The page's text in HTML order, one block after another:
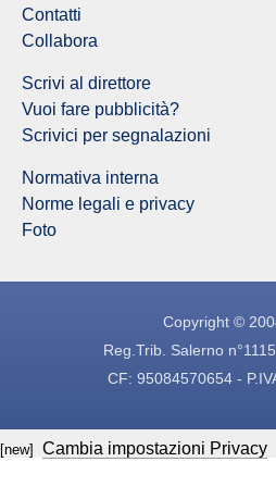
Contatti
Collabora
Scrivi al direttore
Vuoi fare pubblicità?
Scrivici per segnalazioni
Normativa interna
Norme legali e privacy
Foto
Copyright ©
Reg.Trib. Salerno
CF: 95084570654 -
[new] Cambia impostazioni Privacy